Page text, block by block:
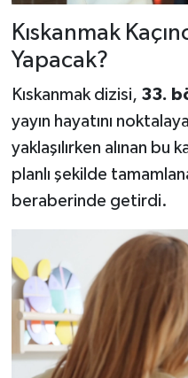
Kıskanmak
Yapacak?
Kıskanmak dizisi, 33.
yayın hayatını
yaklaşılırken alınan bu
planlı şekilde
beraberinde getirdi.